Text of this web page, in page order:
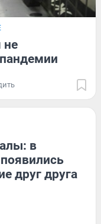
не
в
друг друга